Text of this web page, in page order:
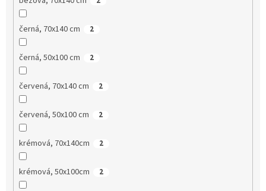
černá, 70x140 cm 2
černá, 50x100 cm 2
červená, 70x140 cm 2
červená, 50x100 cm 2
krémová, 70x140cm 2
krémová, 50x100cm 2